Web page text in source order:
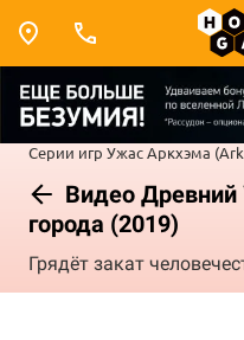
Серии игр Ужас Аркхэма
Видео
города (2019)
Грядёт закат